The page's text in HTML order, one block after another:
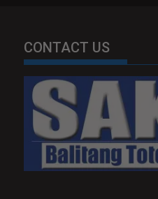
CONTACT US